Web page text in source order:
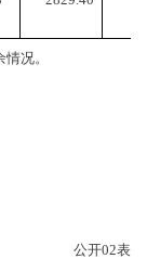
况。
公开02表